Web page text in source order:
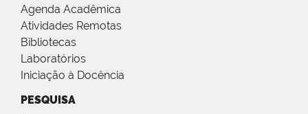
Agenda Acadêmica
Atividades Remotas
Bibliotecas
Laboratórios
Iniciação à Docência
PESQUISA